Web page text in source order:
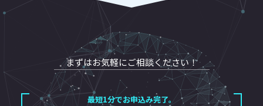
まずはお気軽にご相談ください！
最短1分でお申込み完了。